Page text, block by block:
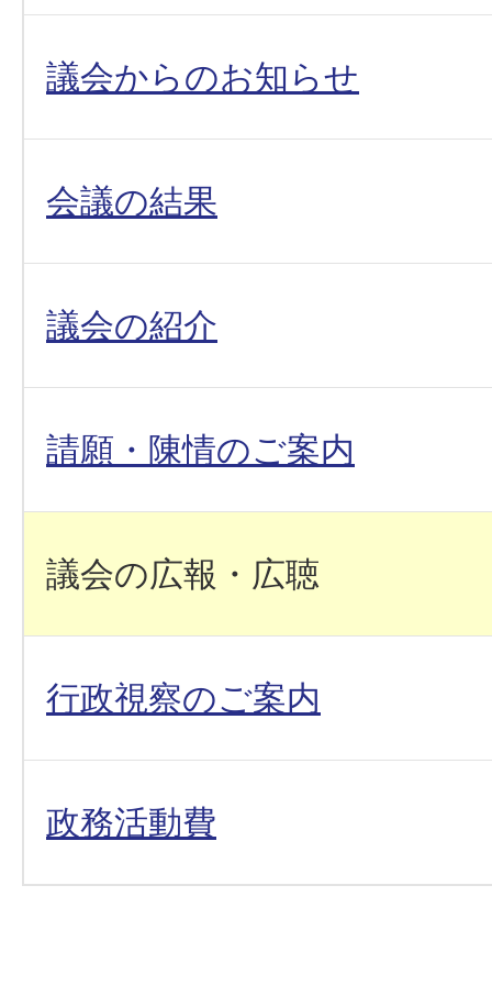
議会からのお知らせ
会議の結果
議会の紹介
請願・陳情のご案内
議会の広報・広聴
行政視察のご案内
政務活動費